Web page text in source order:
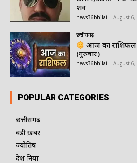
शव
news36bhilai August 6,
छत्तीसगढ़
आज का
(गुरुवार)
news36bhilai August 6,
POPULAR CATEGORIES
छत्तीसगढ़
बड़ी ख़बर
ज्योतिष
देश दुनिया